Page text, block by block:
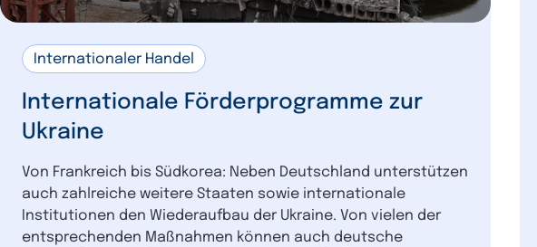
Internationaler Handel
Internationale Förderprogramme zur
Ukraine
Von Frankreich bis Südkorea: Neben Deutschland unterstützen
auch zahlreiche weitere Staaten sowie internationale
Institutionen den Wiederaufbau der Ukraine. Von vielen der
entsprechenden Maßnahmen können auch deutsche